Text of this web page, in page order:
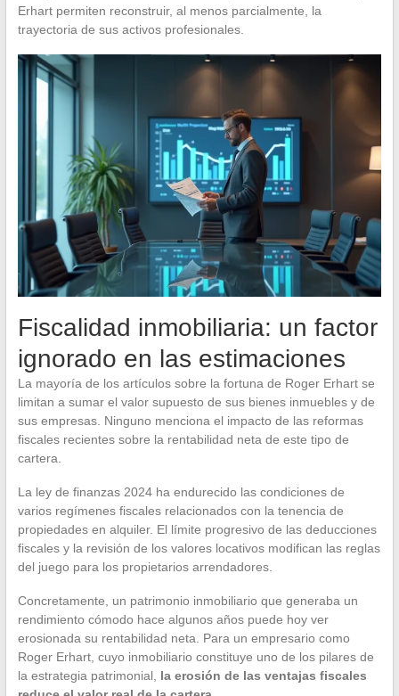
Erhart permiten reconstruir, al menos parcialmente, la
trayectoria de sus activos profesionales.
Fiscalidad inmobiliaria: un factor
ignorado en las estimaciones
La mayoría de los artículos sobre la fortuna de Roger Erhart se
limitan a sumar el valor supuesto de sus bienes inmuebles y de
sus empresas. Ninguno menciona el impacto de las reformas
fiscales recientes sobre la rentabilidad neta de este tipo de
cartera.
La ley de finanzas 2024 ha endurecido las condiciones de
varios regímenes fiscales relacionados con la tenencia de
propiedades en alquiler. El límite progresivo de las deducciones
fiscales y la revisión de los valores locativos modifican las reglas
del juego para los propietarios arrendadores.
Concretamente, un patrimonio inmobiliario que generaba un
rendimiento cómodo hace algunos años puede hoy ver
erosionada su rentabilidad neta. Para un empresario como
Roger Erhart, cuyo inmobiliario constituye uno de los pilares de
la estrategia patrimonial, la erosión de las ventajas fiscales